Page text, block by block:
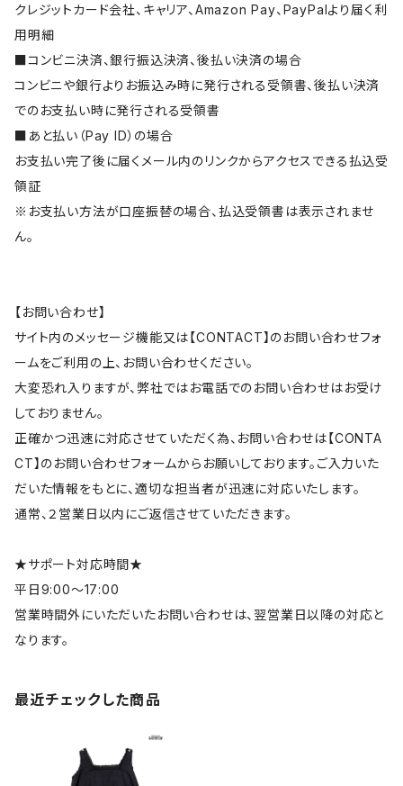
クレジットカード会社、キャリア、Amazon Pay、PayPalより届く利
用明細
■コンビニ決済、銀行振込決済、後払い決済の場合
コンビニや銀行よりお振込み時に発行される受領書、後払い決済
でのお支払い時に発行される受領書
■あと払い（Pay ID）の場合
お支払い完了後に届くメール内のリンクからアクセスできる払込受
領証
※お支払い方法が口座振替の場合、払込受領書は表示されませ
ん。
【お問い合わせ】
サイト内のメッセージ機能又は【CONTACT】のお問い合わせフォ
ームをご利用の上、お問い合わせください。
大変恐れ入りますが、弊社ではお電話でのお問い合わせはお受け
しておりません。
正確かつ迅速に対応させていただく為、お問い合わせは【CONTA
CT】のお問い合わせフォームからお願いしております。ご入力いた
だいた情報をもとに、適切な担当者が迅速に対応いたします。
通常、２営業日以内にご返信させていただきます。
★サポート対応時間★
平日9:00～17:00
営業時間外にいただいたお問い合わせは、翌営業日以降の対応と
なります。
最近チェックした商品